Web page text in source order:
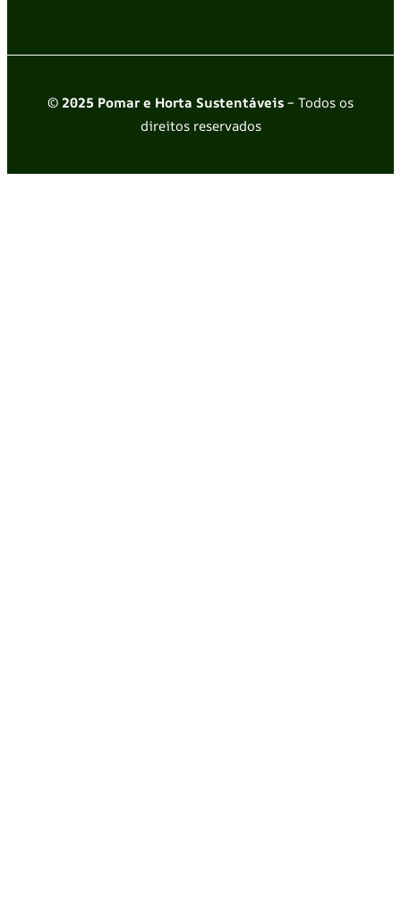
© 2025 Pomar e Horta Sustentáveis– Todos os
direitos reservados